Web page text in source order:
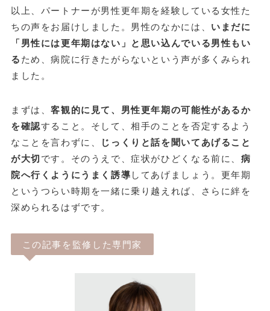
以上、パートナーが男性更年期を経験している女性た
ちの声をお届けしました。男性のなかには、 いまだに
「男性には更年期はない」と思い込んでいる男性もい
る ため、病院に行きたがらないという声が多くみられ
ました。
まずは、客観的に見て、男性更年期の可能性があるか
を確認すること。そして、相手のことを否定するよう
なことを言わずに、
じっくりと話を聞いてあげること
が大切 です。そのうえで、症状がひどくなる前に、病
院へ行くようにうまく誘導 してあげましょう。更年期
というつらい時期を一緒に乗り越えれば、さらに絆を
深められるはずです。
この記事を監修した専門家